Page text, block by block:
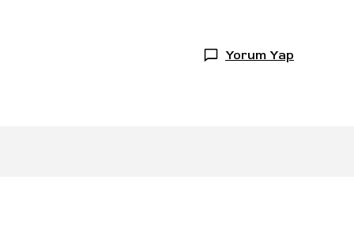
Yorum Yap